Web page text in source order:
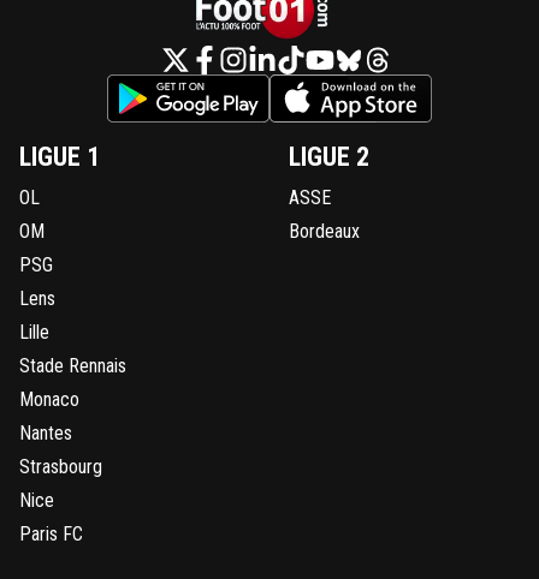
LIGUE 1
OL
OM
PSG
Lens
Lille
Stade Rennais
Monaco
Nantes
Strasbourg
Nice
Paris FC
LIGUE 2
ASSE
Bordeaux